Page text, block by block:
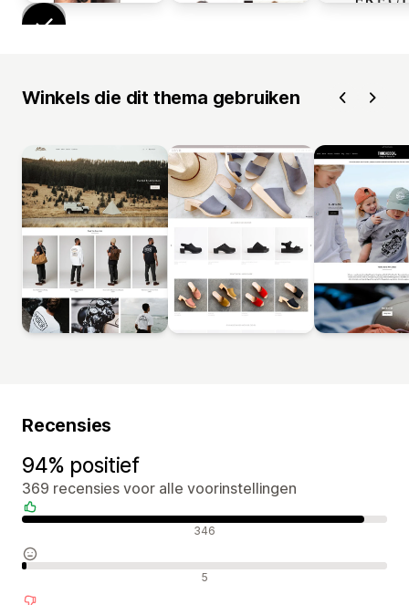
Winkels die dit thema gebruiken
Recensies
94% positief
369 recensies voor alle voorinstellingen
Positieve recensies 346
Neutrale recensies 5